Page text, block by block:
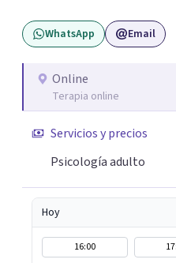
de un espacio terapéutico
juicios. Trabajo desde un enfoque basado en la Psicología
malestar, sino también a
personales, desarrollar
WhatsApp Email
Online
Terapia online
Servicios y precios
Psicología adulto
Hoy
16:00